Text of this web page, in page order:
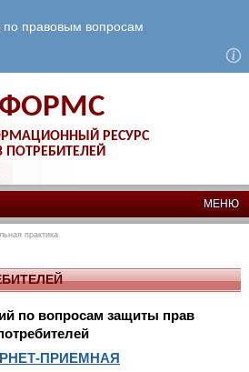
РЕСУРС
МЕНЮ
практика
по вопросам защиты прав
ПРИЕМНАЯ